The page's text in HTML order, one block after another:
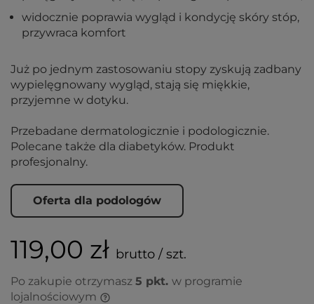
widocznie poprawia wygląd i kondycję skóry stóp,
przywraca komfort
Już po jednym zastosowaniu stopy zyskują zadbany
wypielęgnowany wygląd, stają się miękkie,
przyjemne w dotyku.
Przebadane dermatologicznie i podologicznie.
Polecane także dla diabetyków. Produkt
profesjonalny.
Oferta dla podologów
119,00 zł brutto / szt.
Po zakupie otrzymasz 5 pkt. w programie
lojalnościowym